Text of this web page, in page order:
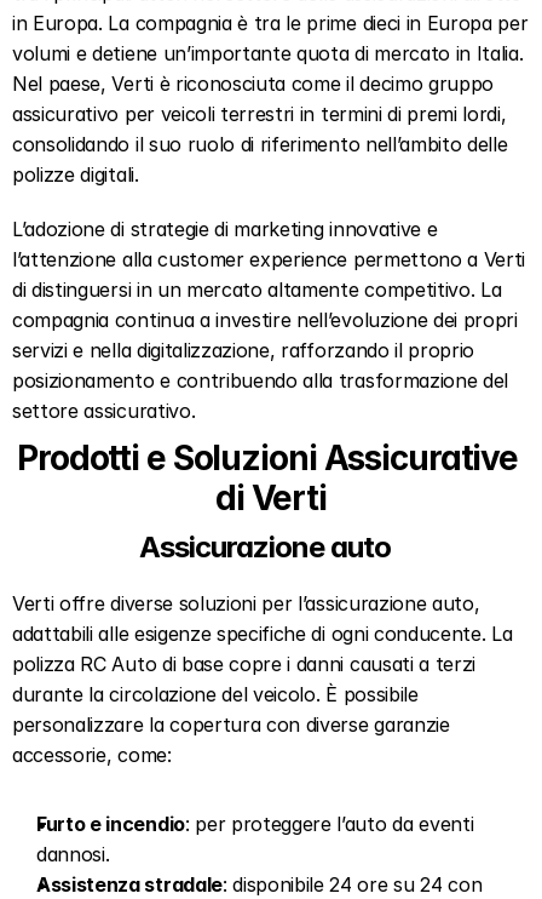
in Europa. La compagnia è tra le prime dieci in Europa per
volumi e detiene un’importante quota di mercato in Italia.
Nel paese, Verti è riconosciuta come il decimo gruppo
assicurativo per veicoli terrestri in termini di premi lordi,
consolidando il suo ruolo di riferimento nell’ambito delle
polizze digitali.
L’adozione di strategie di marketing innovative e
l’attenzione alla customer experience permettono a Verti
di distinguersi in un mercato altamente competitivo. La
compagnia continua a investire nell’evoluzione dei propri
servizi e nella digitalizzazione, rafforzando il proprio
posizionamento e contribuendo alla trasformazione del
settore assicurativo.
Prodotti e Soluzioni Assicurative
di Verti
Assicurazione auto
Verti offre diverse soluzioni per l’assicurazione auto,
adattabili alle esigenze specifiche di ogni conducente. La
polizza RC Auto di base copre i danni causati a terzi
durante la circolazione del veicolo. È possibile
personalizzare la copertura con diverse garanzie
accessorie, come:
Furto e incendio: per proteggere l’auto da eventi
dannosi.
Assistenza stradale: disponibile 24 ore su 24 con